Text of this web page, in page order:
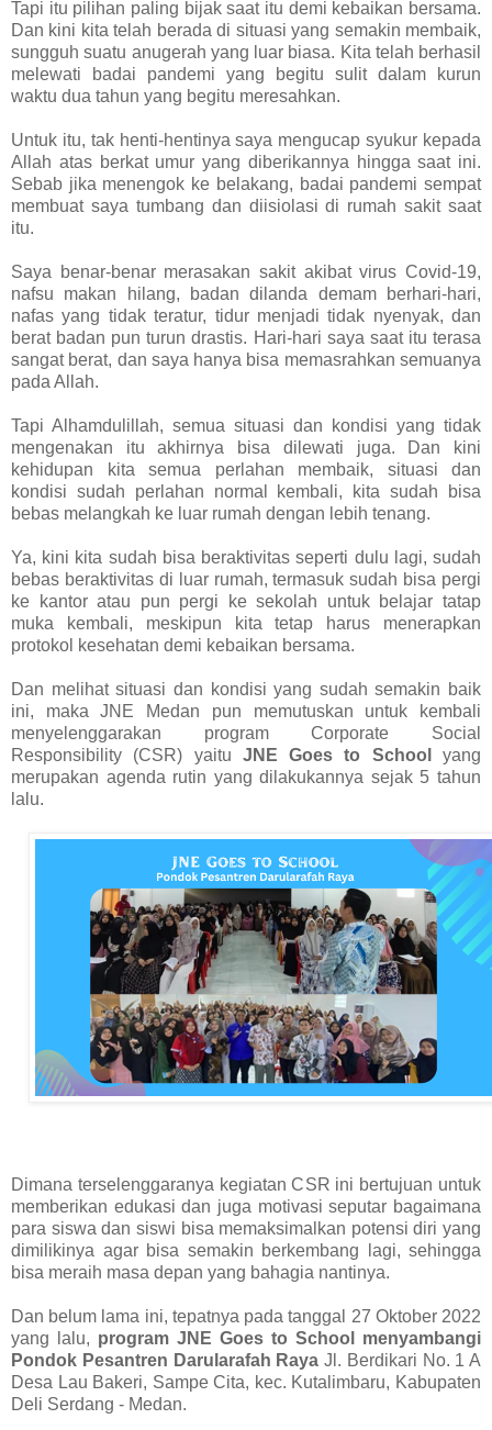
Tapi itu pilihan paling bijak saat itu demi kebaikan bersama.
Dan kini kita telah berada di situasi yang semakin membaik,
sungguh suatu anugerah yang luar biasa. Kita telah berhasil
melewati badai pandemi yang begitu sulit dalam kurun
waktu dua tahun yang begitu meresahkan.
Untuk itu, tak henti-hentinya saya mengucap syukur kepada
Allah atas berkat umur yang diberikannya hingga saat ini.
Sebab jika menengok ke belakang, badai pandemi sempat
membuat saya tumbang dan diisiolasi di rumah sakit saat
itu.
Saya benar-benar merasakan sakit akibat virus Covid-19,
nafsu makan hilang, badan dilanda demam berhari-hari,
nafas yang tidak teratur, tidur menjadi tidak nyenyak, dan
berat badan pun turun drastis. Hari-hari saya saat itu terasa
sangat berat, dan saya hanya bisa memasrahkan semuanya
pada Allah.
Tapi Alhamdulillah, semua situasi dan kondisi yang tidak
mengenakan itu akhirnya bisa dilewati juga. Dan kini
kehidupan kita semua perlahan membaik, situasi dan
kondisi sudah perlahan normal kembali, kita sudah bisa
bebas melangkah ke luar rumah dengan lebih tenang.
Ya, kini kita sudah bisa beraktivitas seperti dulu lagi, sudah
bebas beraktivitas di luar rumah, termasuk sudah bisa pergi
ke kantor atau pun pergi ke sekolah untuk belajar tatap
muka kembali, meskipun kita tetap harus menerapkan
protokol kesehatan demi kebaikan bersama.
Dan melihat situasi dan kondisi yang sudah semakin baik
ini, maka JNE Medan pun memutuskan untuk kembali
menyelenggarakan program Corporate Social
Responsibility (CSR) yaitu JNE Goes to School
yang
merupakan agenda rutin yang dilakukannya sejak 5 tahun
lalu.
Dimana terselenggaranya kegiatan CSR ini bertujuan untuk
memberikan edukasi dan juga motivasi seputar bagaimana
para siswa dan siswi bisa memaksimalkan potensi diri yang
dimilikinya agar bisa semakin berkembang lagi, sehingga
bisa meraih masa depan yang bahagia nantinya.
Dan belum lama ini, tepatnya pada tanggal 27 Oktober 2022
yang lalu, program JNE Goes to School menyambangi
Pondok Pesantren Darularafah Raya Jl. Berdikari No. 1 A
Desa Lau Bakeri, Sampe Cita, kec. Kutalimbaru, Kabupaten
Deli Serdang - Medan.